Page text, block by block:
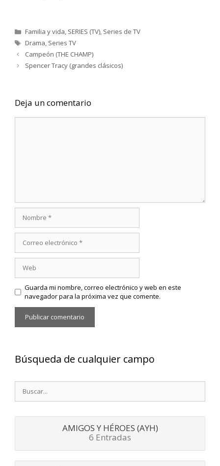
Categorías
Familia y vida, SERIES (TV), Series de TV
Etiquetas
Drama, Series TV
Campeón (THE CHAMP)
Spencer Tracy (grandes clásicos)
Deja un comentario
electrónico
Guarda mi nombre, correo electrónico y web en este
navegador para la próxima vez que comente.
Búsqueda de cualquier campo
Buscar:
AMIGOS Y HÉROES (AYH)
6 Entradas